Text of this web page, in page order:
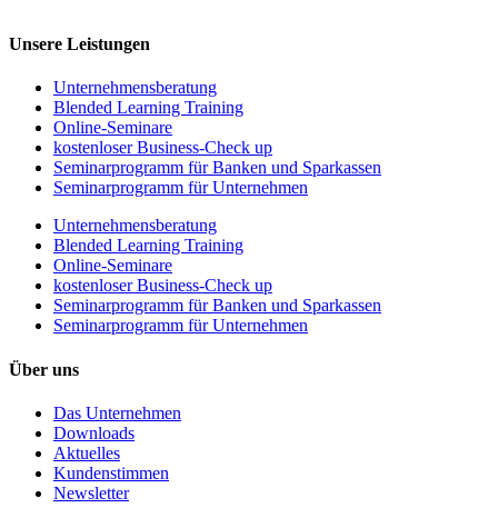
Unsere Leistungen
Unternehmens­beratung
Blended Learning Training
Online-Seminare
kostenloser Business-Check up
Seminarprogramm für Banken und Sparkassen
Seminarprogramm für Unternehmen
Unternehmens­beratung
Blended Learning Training
Online-Seminare
kostenloser Business-Check up
Seminarprogramm für Banken und Sparkassen
Seminarprogramm für Unternehmen
Über uns
Das Unternehmen
Downloads
Aktuelles
Kundenstimmen
Newsletter